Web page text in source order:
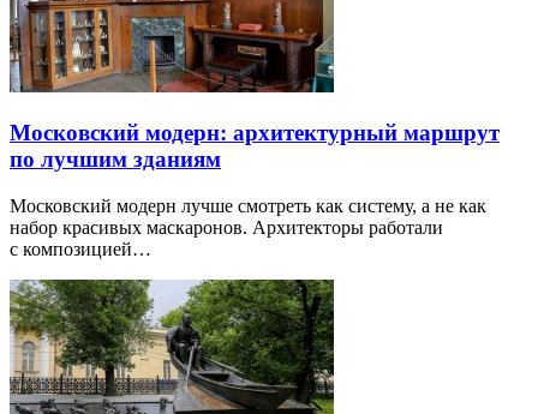
Московский модерн: архитектурный маршрут
по лучшим зданиям
Московский модерн лучше смотреть как систему, а не как
набор красивых маскаронов. Архитекторы работали
с композицией…